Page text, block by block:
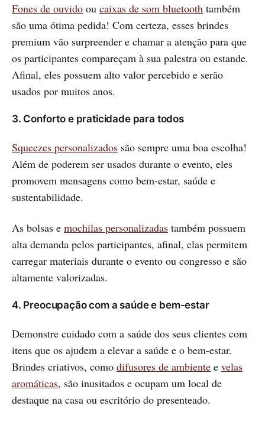
Fones de ouvido ou caixas de som bluetooth também
são uma ótima pedida! Com certeza, esses brindes
premium vão surpreender e chamar a atenção para que
os participantes compareçam à sua palestra ou estande.
Afinal, eles possuem alto valor percebido e serão
usados por muitos anos.
3. Conforto e praticidade para todos
Squeezes personalizados são sempre uma boa escolha!
Além de poderem ser usados durante o evento, eles
promovem mensagens como bem-estar, saúde e
sustentabilidade.
As bolsas e mochilas personalizadas também possuem
alta demanda pelos participantes, afinal, elas permitem
carregar materiais durante o evento ou congresso e são
altamente valorizadas.
4. Preocupação com a saúde e bem-estar
Demonstre cuidado com a saúde dos seus clientes com
itens que os ajudem a elevar a saúde e o bem-estar.
Brindes criativos, como difusores de ambiente e velas
aromáticas, são inusitados e ocupam um local de
destaque na casa ou escritório do presenteado.